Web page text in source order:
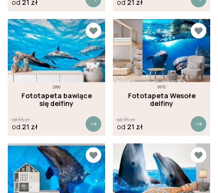
od 21 zł od 21 zł
2990
Fototapeta bawiące
się delfiny
od35zł
od 21 zł
6970
Fototapeta Wesołe
delfiny
od35zł
od 21 zł